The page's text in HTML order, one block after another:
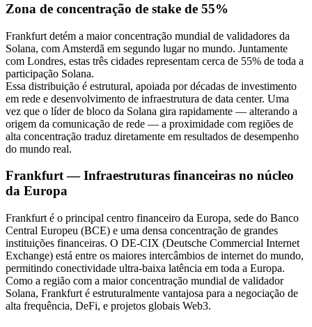
Zona de concentração de stake de 55%
Frankfurt detém a maior concentração mundial de validadores da
Solana, com Amsterdã em segundo lugar no mundo. Juntamente
com Londres, estas três cidades representam cerca de 55% de toda a
participação Solana.
Essa distribuição é estrutural, apoiada por décadas de investimento
em rede e desenvolvimento de infraestrutura de data center. Uma
vez que o líder de bloco da Solana gira rapidamente — alterando a
origem da comunicação de rede — a proximidade com regiões de
alta concentração traduz diretamente em resultados de desempenho
do mundo real.
Frankfurt — Infraestruturas financeiras no núcleo
da Europa
Frankfurt é o principal centro financeiro da Europa, sede do Banco
Central Europeu (BCE) e uma densa concentração de grandes
instituições financeiras. O DE-CIX (Deutsche Commercial Internet
Exchange) está entre os maiores intercâmbios de internet do mundo,
permitindo conectividade ultra-baixa latência em toda a Europa.
Como a região com a maior concentração mundial de validador
Solana, Frankfurt é estruturalmente vantajosa para a negociação de
alta frequência, DeFi, e projetos globais Web3.